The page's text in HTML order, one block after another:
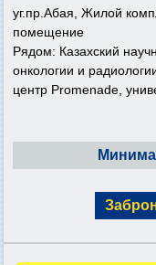
уг.пр.Абая, Жилой
помещение
Рядом: Казахский
онкологии и
центр Promenade,